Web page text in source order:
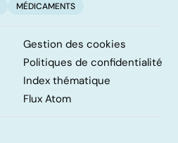
MÉDICAMENTS
Gestion des cookies
Politiques de confidentialité
Index thématique
Flux Atom